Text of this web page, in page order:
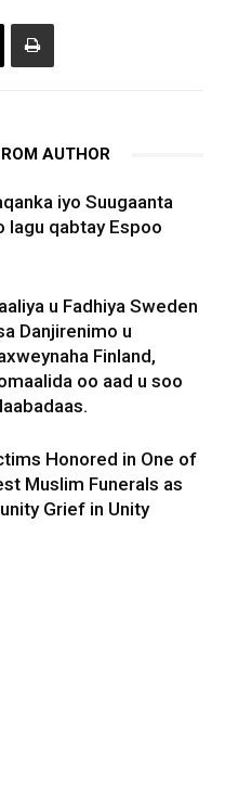
AUTHOR
iyo Suugaanta
lagu qabtay Espoo
u Fadhiya Sweden
Danjirenimo u
Finland,
oo aad u soo
Honored in One of
Muslim Funerals as
Grief in Unity